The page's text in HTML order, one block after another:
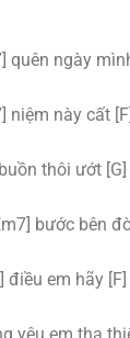
quên ngày
niệm này cất
thôi ướt
bước bên
điều em hãy